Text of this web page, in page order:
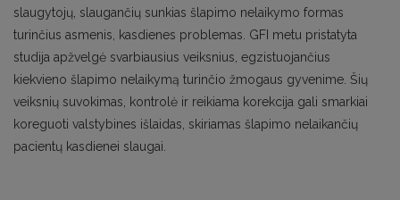
slaugytojų, slaugančių sunkias šlapimo nelaikymo formas
turinčius asmenis, kasdienes problemas. GFI metu pristatyta
studija apžvelgė svarbiausius veiksnius, egzistuojančius
kiekvieno šlapimo nelaikymą turinčio žmogaus gyvenime. Šių
veiksnių suvokimas, kontrolė ir reikiama korekcija gali smarkiai
koreguoti valstybines išlaidas, skiriamas šlapimo nelaikančių
pacientų kasdienei slaugai.